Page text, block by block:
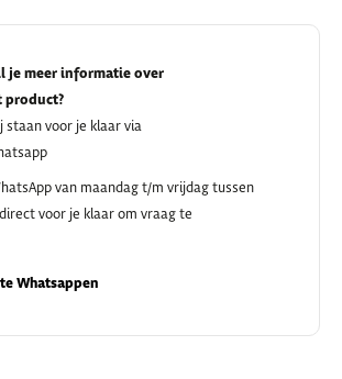
je meer informatie over
product?
staan voor je klaar via
van maandag t/m vrijdag tussen
voor je klaar om vraag te
Whatsappen